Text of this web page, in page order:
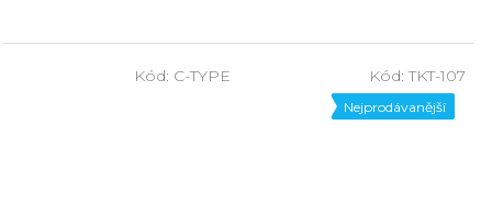
Kód: C-TYPE
Nejprodávanější
Kód:TKT-107